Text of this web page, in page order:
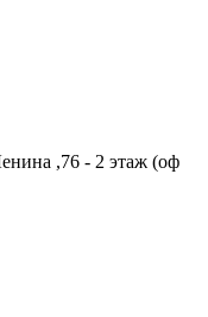
,76 - 2 этаж (оф